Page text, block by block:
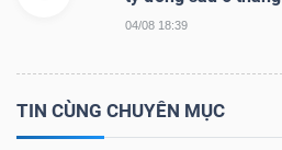
04/08 18:39
TIN CÙNG CHUYÊN MỤC
TIN